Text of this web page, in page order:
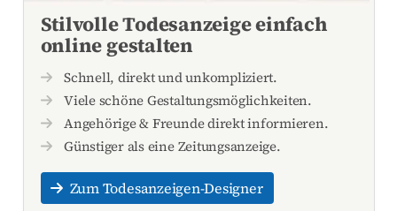
Stilvolle Todesanzeige einfach
online gestalten
Schnell, direkt und unkompliziert.
Viele schöne Gestaltungsmöglichkeiten.
Angehörige & Freunde direkt informieren.
Günstiger als eine Zeitungsanzeige.
Zum Todesanzeigen-Designer